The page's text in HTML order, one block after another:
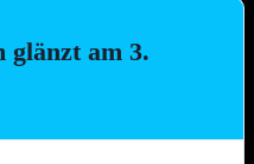
glänzt am 3.